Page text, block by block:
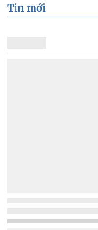
Tin mới